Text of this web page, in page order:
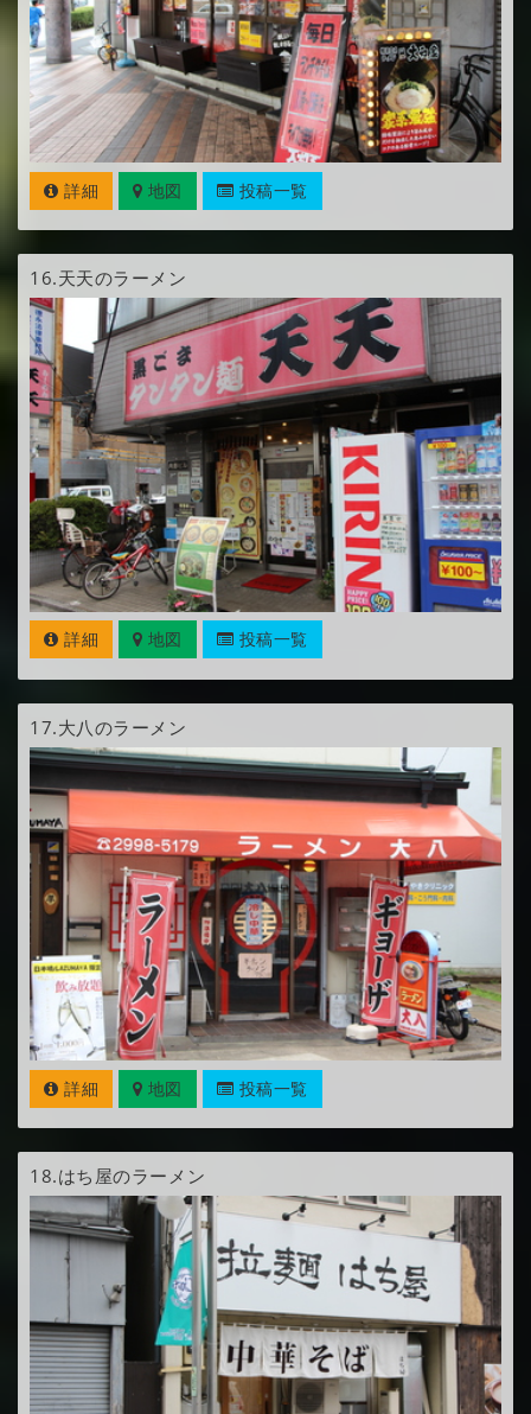
詳細 地図 投稿一覧
16.天天のラーメン
詳細 地図 投稿一覧
17.大八のラーメン
詳細 地図 投稿一覧
18.はち屋のラーメン